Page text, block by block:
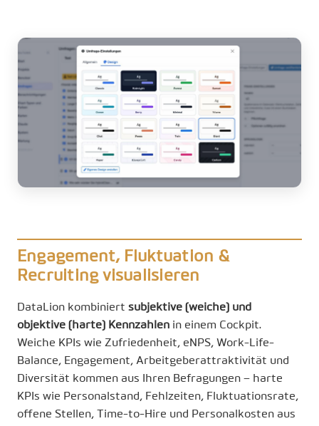
Engagement, Fluktuation &
Recruiting visualisieren
DataLion kombiniert subjektive (weiche) und
objektive (harte) Kennzahlen in einem Cockpit.
Weiche KPIs wie Zufriedenheit, eNPS, Work-Life-
Balance, Engagement, Arbeitgeberattraktivität und
Diversität kommen aus Ihren Befragungen – harte
KPIs wie Personalstand, Fehlzeiten, Fluktuationsrate,
offene Stellen, Time-to-Hire und Personalkosten aus